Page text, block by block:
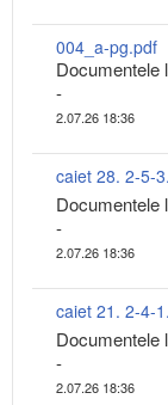
004_a-pg.pdf
Documentele
-
2.07.26 18:36
caiet 28. 2-5-
Documentele
-
2.07.26 18:36
Documentele
-
2.07.26 18:36